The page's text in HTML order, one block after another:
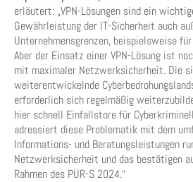
erläutert: „VPN-Lösungen sind ein
Gewährleistung der IT-Sicherheit auch
Unternehmensgrenzen, beispielsweise
Aber der Einsatz einer VPN-Lösung ist
mit maximaler Netzwerksicherheit. Die
weiterentwickelnde
erforderlich sich regelmäßig
hier schnell Einfallstore für
adressiert diese Problematik mit dem
Informations- und Beratungsleistungen
Netzwerksicherheit und das bestätigen
Rahmen des PUR-S 2024.“